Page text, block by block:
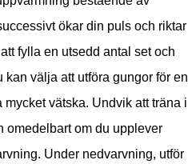
ökar din puls och riktar
fylla en utsedd antal set och
välja att utföra gungor för en
vätska. Undvik att träna i
omedelbart om du upplever
Under nedvarvning, utför